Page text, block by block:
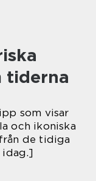
tiderna
som visar
och ikoniska
de tidiga
idag.]